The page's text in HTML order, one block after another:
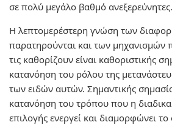
σε πολύ μεγάλο βαθμό ανεξερεύνητες.
Η λεπτομερέστερη γνώση των
παρατηρούνται και των μηχανισμών
τις καθορίζουν είναι καθοριστικής
κατανόηση του ρόλου της
των ειδών αυτών. Σημαντικής
κατανόηση του τρόπου που η
επιλογής ενεργεί και διαμορφώνει